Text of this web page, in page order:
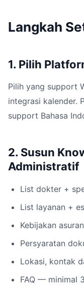
Langkah
1. Pilih
Pilih yang support
integrasi kalender.
support Bahasa
2. Susun
Administratif
List dokter +
List layanan +
Kebijakan
Persyaratan
Lokasi, kontak
FAQ — minimal